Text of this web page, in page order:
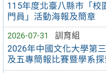
115年度北臺八縣市「校
門員」活動海報及簡章
2026-07-31
訓育組
2026年中國文化大學第
及五專簡報比賽暨學系